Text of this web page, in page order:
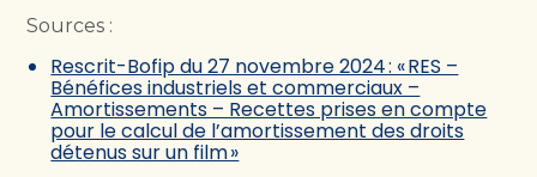
Sources :
Rescrit-Bofip du 27 novembre 2024 : « RES –
Bénéfices industriels et commerciaux –
Amortissements – Recettes prises en compte
pour le calcul de l’amortissement des droits
détenus sur un film »